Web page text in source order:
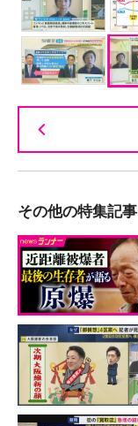
その他の特集記事